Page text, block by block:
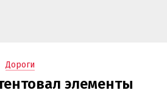
Дороги
элементы